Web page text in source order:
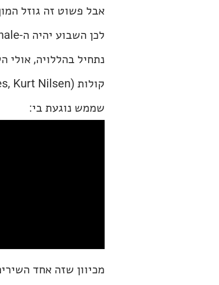
אבל פשוט זה גוזל
לכן השבוע יהיה ה-grand finale של הפרויקט.
שממש נוגעת בי:
מכיוון שזה אחד